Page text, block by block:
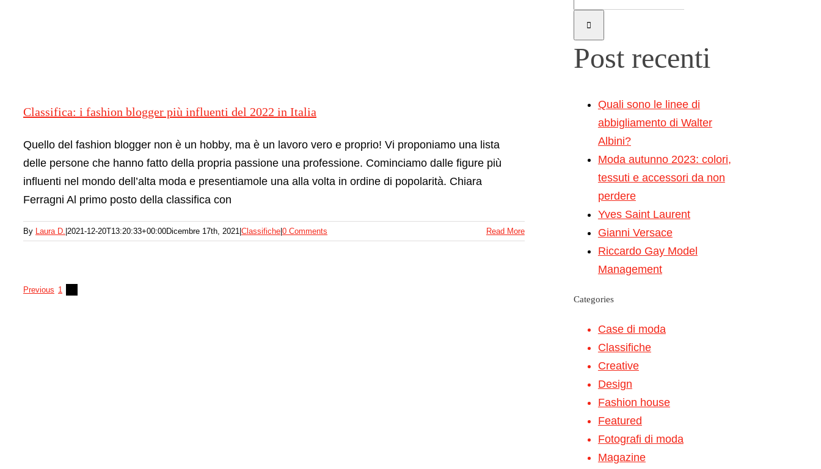
Classifica: i fashion blogger più influenti del 2022 in Italia
Quello del fashion blogger non è un hobby, ma è un lavoro vero e proprio! Vi proponiamo una lista
delle persone che hanno fatto della propria passione una professione. Cominciamo dalle figure più
influenti nel mondo dell’alta moda e presentiamole una alla volta in ordine di popolarità. Chiara
Ferragni Al primo posto della classifica con
By Laura D. 2021-12-20T13:20:33+00:00Dicembre 17th, 2021 Classifiche 0 Comments Read More
Previous 1
Post recenti
Quali sono le linee di
abbigliamento di Walter
Albini?
Moda autunno 2023: colori,
tessuti e accessori da non
perdere
Yves Saint Laurent
Gianni Versace
Riccardo Gay Model
Management
Categories
Case di moda
Classifiche
Creative
Design
Fashion house
Featured
Fotografi di moda
Magazine